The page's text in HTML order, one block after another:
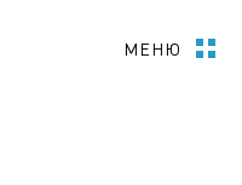
МЕНЮ